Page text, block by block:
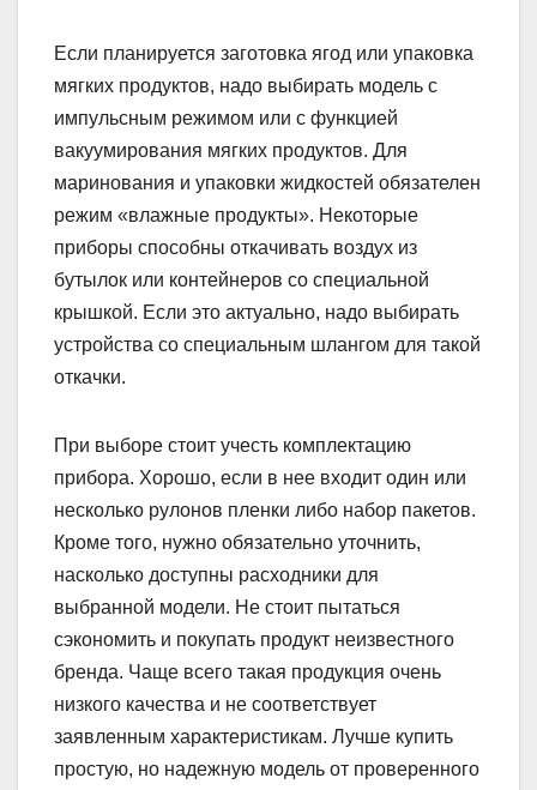
Если планируется заготовка ягод или упаковка
мягких продуктов, надо выбирать модель с
импульсным режимом или с функцией
вакуумирования мягких продуктов. Для
маринования и упаковки жидкостей обязателен
режим «влажные продукты». Некоторые
приборы способны откачивать воздух из
бутылок или контейнеров со специальной
крышкой. Если это актуально, надо выбирать
устройства со специальным шлангом для такой
откачки.
При выборе стоит учесть комплектацию
прибора. Хорошо, если в нее входит один или
несколько рулонов пленки либо набор пакетов.
Кроме того, нужно обязательно уточнить,
насколько доступны расходники для
выбранной модели. Не стоит пытаться
сэкономить и покупать продукт неизвестного
бренда. Чаще всего такая продукция очень
низкого качества и не соответствует
заявленным характеристикам. Лучше купить
простую, но надежную модель от проверенного